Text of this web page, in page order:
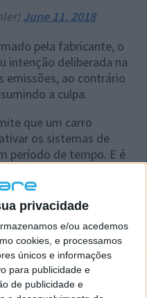
privacidade
e/ou acedemos
cookies, e processamos
únicos e informações
para publicidade e
de publicidade e
June 11, 2018
pela fabricante, o
intenção deliberada na
emissões, ao contrário
a culpa.
que um carro
os sistemas de
período de tempo. E é
momentaneamente e
esquema de fraude,
de forma a evitar
ser exigida pelo